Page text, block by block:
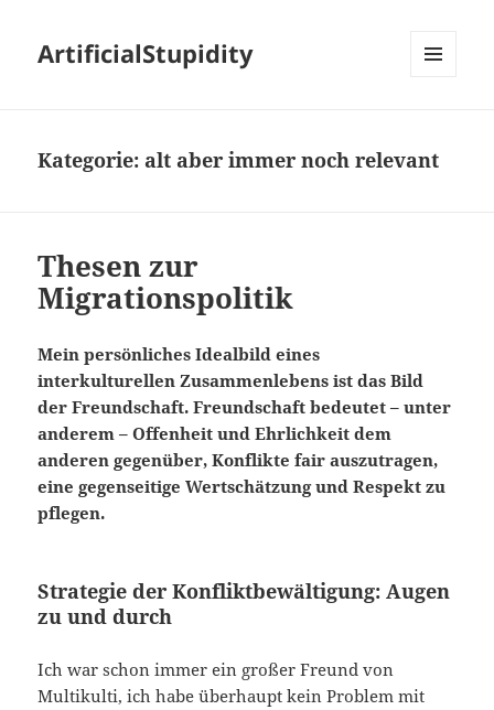
ArtificialStupidity
Kategorie: alt aber immer noch relevant
Thesen zur
Migrationspolitik
Mein persönliches Idealbild eines
interkulturellen Zusammenlebens ist das Bild
der Freundschaft. Freundschaft bedeutet – unter
anderem – Offenheit und Ehrlichkeit dem
anderen gegenüber, Konflikte fair auszutragen,
eine gegenseitige Wertschätzung und Respekt zu
pflegen.
Strategie der Konfliktbewältigung: Augen
zu und durch
Ich war schon immer ein großer Freund von
Multikulti, ich habe überhaupt kein Problem mit